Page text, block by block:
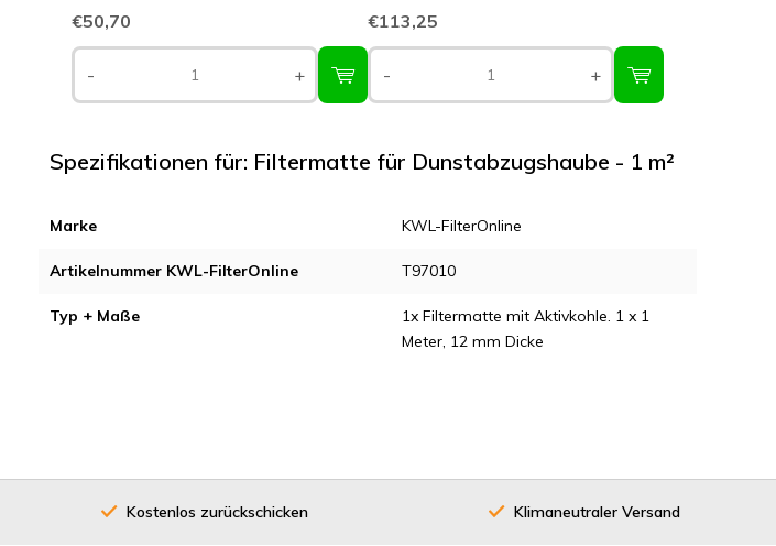
€50,70
- +
€113,25
- +
Spezifikationen für: Filtermatte für Dunstabzugshaube - 1 m²
Marke KWL-FilterOnline
Artikelnummer KWL-FilterOnline T97010
Typ + Maße
1x Filtermatte mit Aktivkohle. 1 x 1
Meter, 12 mm Dicke
Kostenlos zurückschicken Klimaneutraler Versand